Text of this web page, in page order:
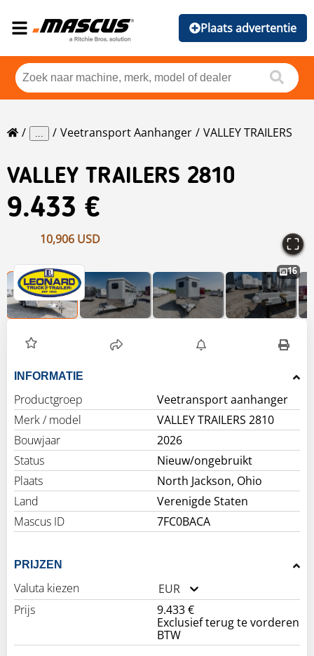
Plaats advertentie
... Veetransport Aanhanger VALLEY TRAILERS
VALLEY TRAILERS 2810
9.433 €
10,906 USD
16
INFORMATIE
Productgroep
Veetransport aanhanger
Merk / model
VALLEY TRAILERS 2810
Bouwjaar
2026
Status
Nieuw/ongebruikt
Plaats
North Jackson, Ohio
Land
Verenigde Staten
Mascus ID
7FC0BACA
PRIJZEN
Valuta kiezen
EUR
Prijs
9.433 €
Exclusief terug te vorderen
BTW